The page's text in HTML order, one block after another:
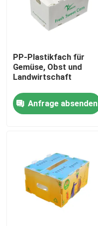
Produkte
Videos
PP-Plastikfach für
Gemüse, Obst und
Landwirtschaft
Anfrage absenden